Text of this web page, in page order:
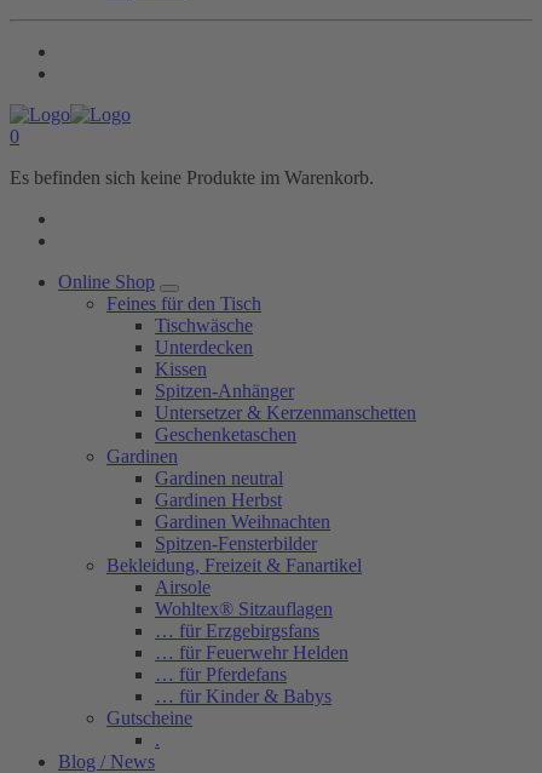
0
Es befinden sich keine Produkte im Warenkorb.
Online Shop
Feines für den Tisch
Tischwäsche
Unterdecken
Kissen
Spitzen-Anhänger
Untersetzer & Kerzenmanschetten
Geschenketaschen
Gardinen
Gardinen neutral
Gardinen Herbst
Gardinen Weihnachten
Spitzen-Fensterbilder
Bekleidung, Freizeit & Fanartikel
Airsole
Wohltex® Sitzauflagen
… für Erzgebirgsfans
… für Feuerwehr Helden
… für Pferdefans
… für Kinder & Babys
Gutscheine
.
Blog / News